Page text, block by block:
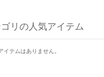
リの人気アイテム
イテムはありません。